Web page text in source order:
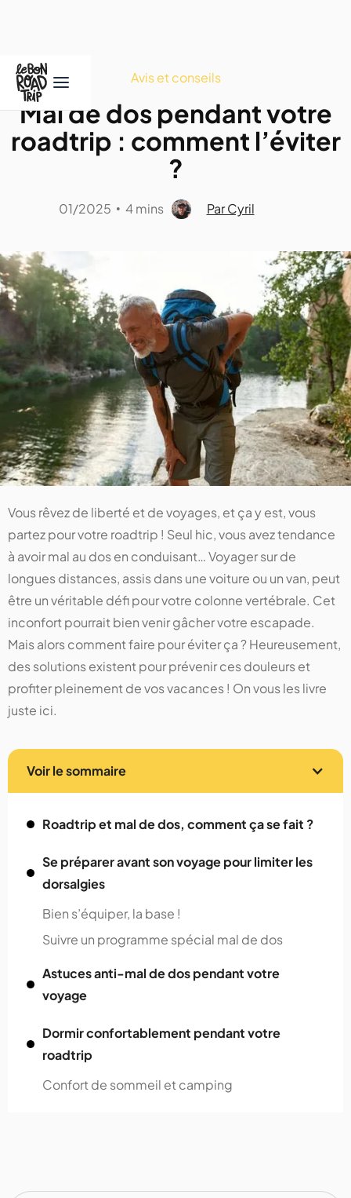
Avis et conseils
Mal de dos pendant votre
roadtrip : comment l’éviter
?
01/2025 • 4 mins Par Cyril
Vous rêvez de liberté et de voyages, et ça y est, vous
partez pour votre roadtrip ! Seul hic, vous avez tendance
à avoir mal au dos en conduisant… Voyager sur de
longues distances, assis dans une voiture ou un van, peut
être un véritable défi pour votre colonne vertébrale. Cet
inconfort pourrait bien venir gâcher votre escapade.
Mais alors comment faire pour éviter ça ? Heureusement,
des solutions existent pour prévenir ces douleurs et
profiter pleinement de vos vacances ! On vous les livre
juste ici.
Voir le sommaire
Roadtrip et mal de dos, comment ça se fait ?
Se préparer avant son voyage pour limiter les
dorsalgies
Bien s’équiper, la base !
Suivre un programme spécial mal de dos
Astuces anti-mal de dos pendant votre
voyage
Dormir confortablement pendant votre
roadtrip
Confort de sommeil et camping